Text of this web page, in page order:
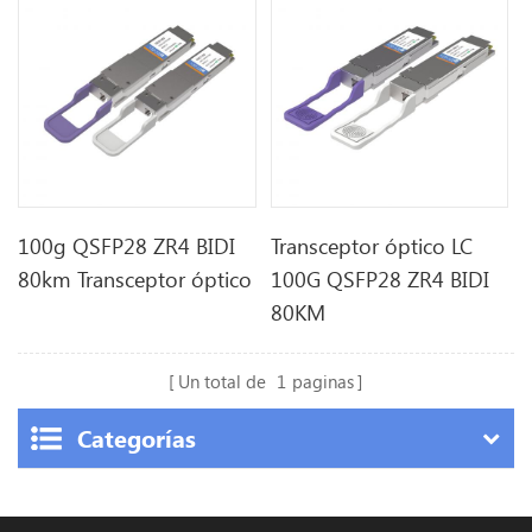
100g QSFP28 ZR4 BIDI
80km Transceptor óptico
Transceptor óptico LC
100G QSFP28 ZR4 BIDI
80KM
Un total de 1 paginas
Categorías